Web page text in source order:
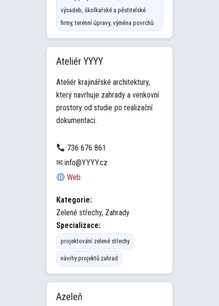
výsadeb, školkařské a pěstitelské
firmy, terénní úpravy, výměna povrchů
Ateliér YYYY
Ateliér krajinářské architektury,
který navrhuje zahrady a venkovní
prostory od studie po realizační
dokumentaci.
736 676 861
✉ info@YYYY.cz
Web
Kategorie:
Zelené střechy, Zahrady
Specializace:
projektování zelené střechy
návrhy projektů zahrad
Azeleň